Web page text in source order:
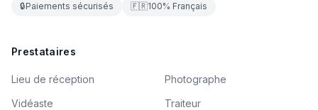
🔒Paiements sécurisés 🇫🇷100% Français
Prestataires
Lieu de réception
Photographe
Vidéaste
Traiteur